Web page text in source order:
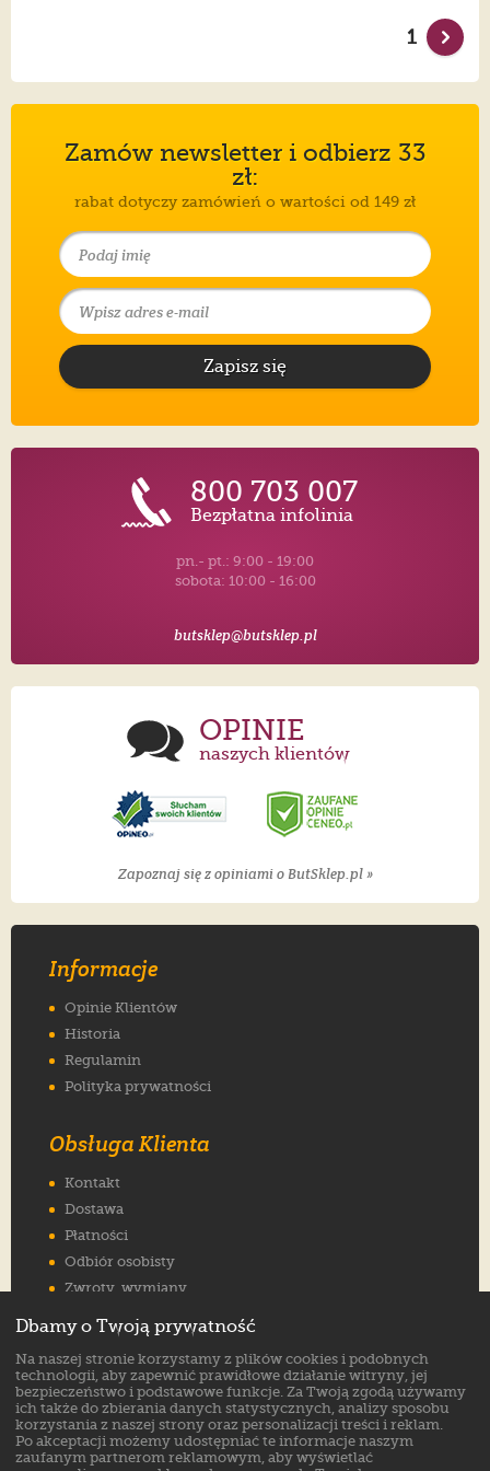
1
Zamów newsletter i odbierz 33
zł:
rabat dotyczy zamówień o wartości od 149 zł
Zapisz się
800 703 007
Bezpłatna infolinia
pn.- pt.: 9:00 - 19:00
sobota: 10:00 - 16:00
butsklep@butsklep.pl
OPINIE
naszych klientów
Zapoznaj się z opiniami o ButSklep.pl »
Informacje
Opinie Klientów
Historia
Regulamin
Polityka prywatności
Obsługa Klienta
Kontakt
Dostawa
Płatności
Odbiór osobisty
Zwroty, wymiany
Jak wybrać rozmiar
FAQ
Znajdź nas na:
Dbamy o Twoją prywatność
Na naszej stronie korzystamy z plików cookies i podobnych
technologii, aby zapewnić prawidłowe działanie witryny, jej
bezpieczeństwo i podstawowe funkcje. Za Twoją zgodą używamy
ich także do zbierania danych statystycznych, analizy sposobu
korzystania z naszej strony oraz personalizacji treści i reklam.
Po akceptacji możemy udostępniać te informacje naszym
zaufanym partnerom reklamowym, aby wyświetlać